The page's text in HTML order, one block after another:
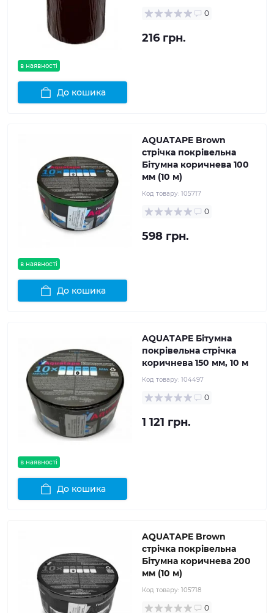
в наявності
0
216 грн.
До кошика
в наявності
AQUATAPE Brown
стрічка покрівельна
Бітумна коричнева 100
мм (10 м)
Код товару: 105717
0
598 грн.
До кошика
в наявності
AQUATAPE Бітумна
покрівельна стрічка
коричнева 150 мм, 10 м
Код товару: 104497
0
1 121 грн.
До кошика
AQUATAPE Brown
стрічка покрівельна
Бітумна коричнева 200
мм (10 м)
Код товару: 105718
0